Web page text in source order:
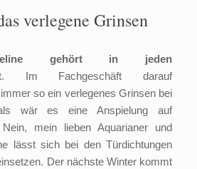
verlegene Grinsen
gehört in jeden
. Im Fachgeschäft darauf
so ein verlegenes Grinsen bei
wär es eine Anspielung auf
Nein, mein lieben Aquarianer und
lässt sich bei den Türdichtungen
Der nächste Winter kommt